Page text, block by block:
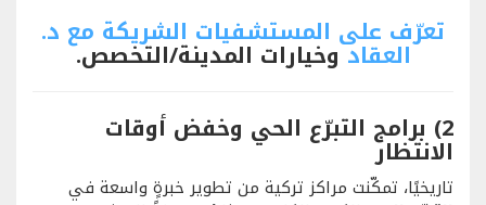
تعرّف على المستشفيات الشريكة مع د.
العقادوخيارات المدينة/التخصص.
2) برامج التبرّع الحي وخفض أوقات
الانتظار
تاريخيًا، تمكّنت مراكز تركية من تطوير خبرةٍ واسعة في